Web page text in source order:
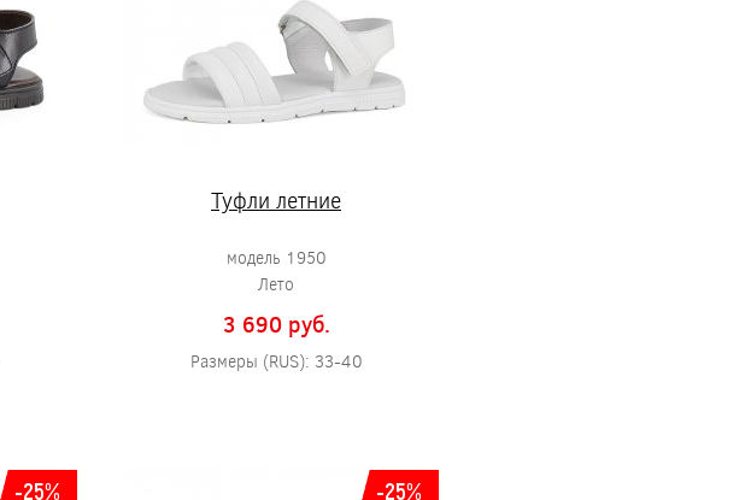
Туфли летние
модель 1950
Лето
3 690 pуб.
Размеры (RUS): 33-40
-25% -25%